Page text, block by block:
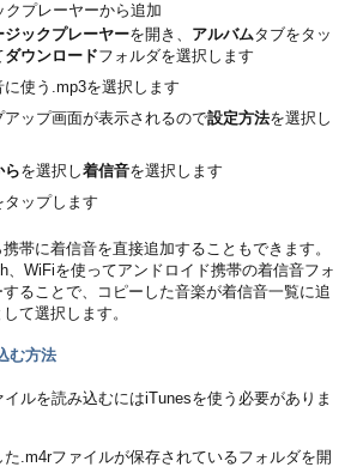
クプレーヤーから追加
ジックプレーヤーを開き、 アルバムタブをタッ
ダウンロードフォルダを選択します
に使う.mp3を選択します
アップ画面が表示されるので設定方法を選択し
らを選択し着信音を選択します
タップします
帯に着信音を直接追加することもできます。
、WiFiを使ってアンドロイド携帯の着信音フォ
ることで、コピーした音楽が着信音一覧に追
て選択します。
む方法
ルを読み込むにはiTunesを使う必要がありま
.m4rファイルが保存されているフォルダを開